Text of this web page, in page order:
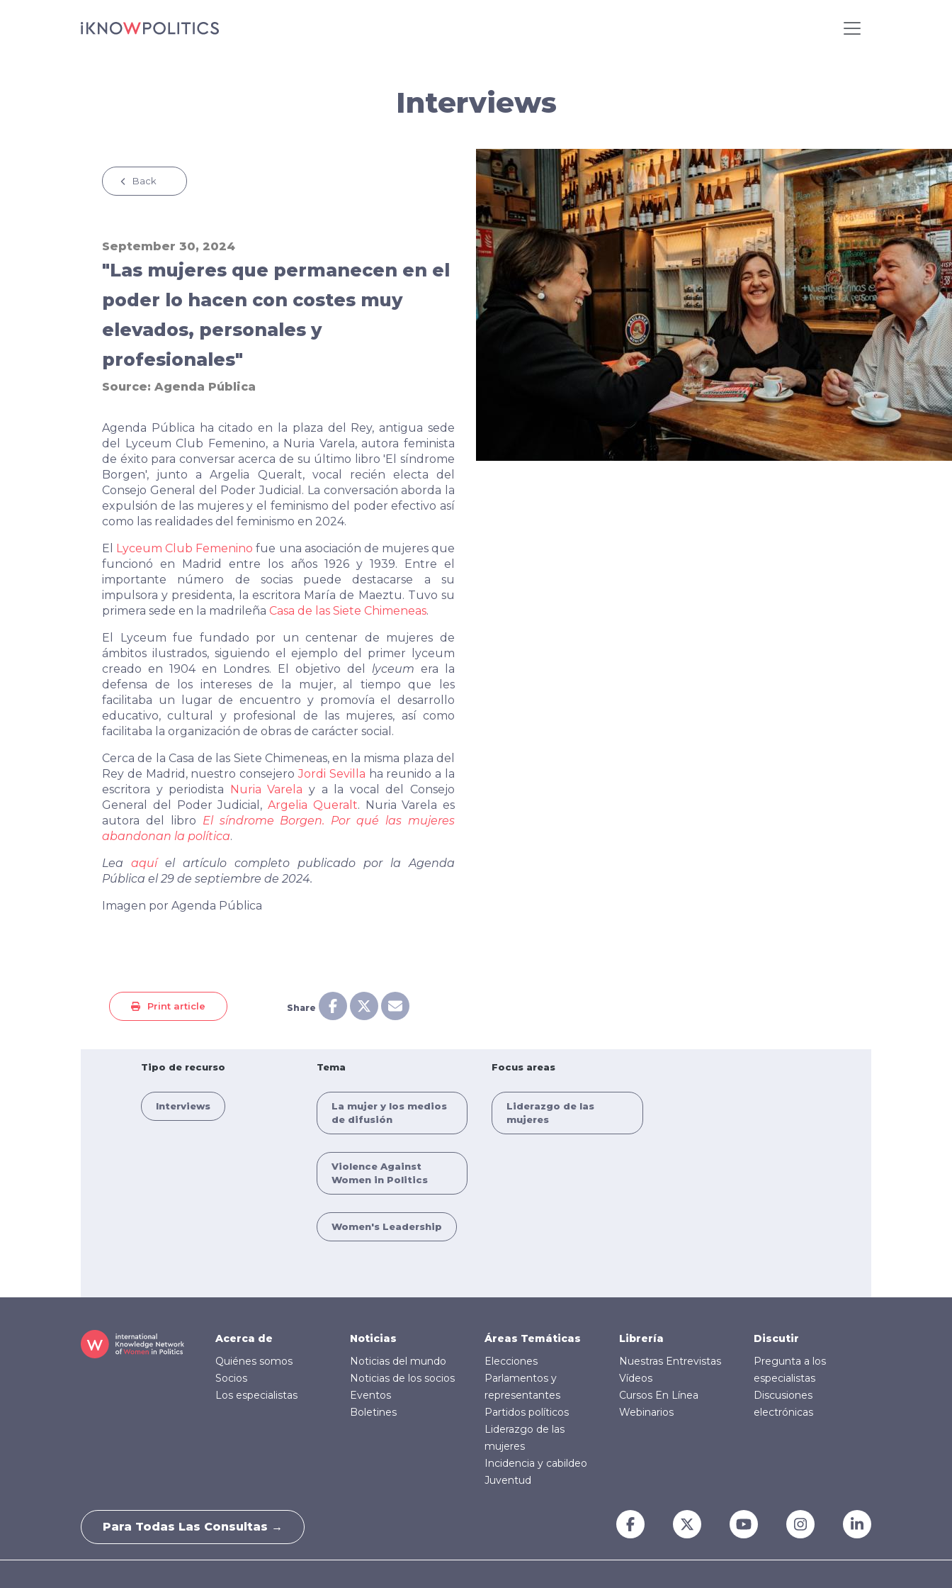
Interviews
Back
September 30, 2024
"Las mujeres que permanecen en el
poder lo hacen con costes muy
elevados, personales y
profesionales"
Source: Agenda Pública
Agenda Pública ha citado en la plaza del Rey, antigua sede
del Lyceum Club Femenino, a Nuria Varela, autora feminista
de éxito para conversar acerca de su último libro 'El síndrome
Borgen', junto a Argelia Queralt, vocal recién electa del
Consejo General del Poder Judicial. La conversación aborda la
expulsión de las mujeres y el feminismo del poder efectivo así
como las realidades del feminismo en 2024.
El Lyceum Club Femenino fue una asociación de mujeres que
funcionó en Madrid entre los años 1926 y 1939. Entre el
importante número de socias puede destacarse a su
impulsora y presidenta, la escritora María de Maeztu. Tuvo su
primera sede en la madrileña Casa de las Siete Chimeneas.
El Lyceum fue fundado por un centenar de mujeres de
ámbitos ilustrados, siguiendo el ejemplo del primer lyceum
creado en 1904 en Londres. El objetivo del lyceum era la
defensa de los intereses de la mujer, al tiempo que les
facilitaba un lugar de encuentro y promovía el desarrollo
educativo, cultural y profesional de las mujeres, así como
facilitaba la organización de obras de carácter social.
Cerca de la Casa de las Siete Chimeneas, en la misma plaza del
Rey de Madrid, nuestro consejeroJordi Sevilla ha reunido a la
escritora y periodista Nuria Varela y a la vocal del Consejo
General del Poder Judicial, Argelia Queralt. Nuria Varela es
autora del libro El síndrome Borgen. Por qué las mujeres
abandonan la política.
Lea aquí el artículo completo publicado por la Agenda
Pública el 29 de septiembre de 2024.
Imagen por Agenda Pública
Print article Share
Tipo de recurso
Interviews
Tema
La mujer y los medios
de difusión
Violence Against
Women in Politics
Women's Leadership
Focus areas
Liderazgo de las
mujeres
Footer (Spanish)
Acerca de
Quiénes somos
Socios
Los especialistas
Noticias
Noticias del mundo
Noticias de los socios
Eventos
Boletines
Áreas Temáticas
Elecciones
Parlamentos y
representantes
Partidos políticos
Liderazgo de las
mujeres
Incidencia y cabildeo
Juventud
Librería
Nuestras Entrevistas
Vídeos
Cursos En Línea
Webinarios
Discutir
Pregunta a los
especialistas
Discusiones
electrónicas
Para Todas Las Consultas →